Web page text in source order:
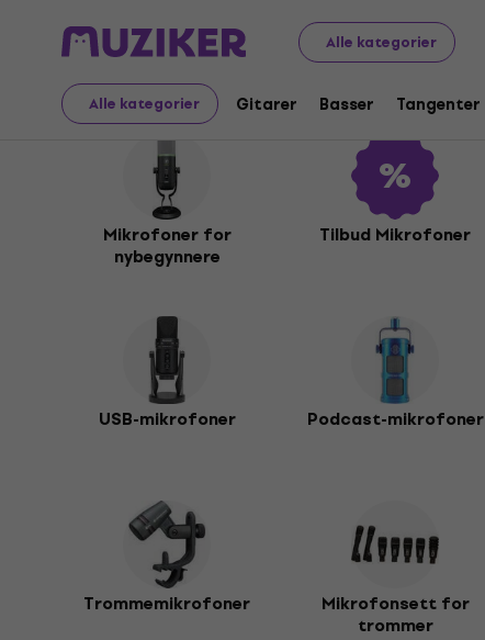
Alle kategorier
Alle kategorier Gitarer Basser Tangenter
Musikkinstrumenter Mikrofoner
Mikrofoner
Mikrofoner for
nybegynnere
Tilbud Mikrofoner
USB-mikrofoner Podcast-mikrofoner
Trommemikrofoner
Mikrofonsett for
trommer